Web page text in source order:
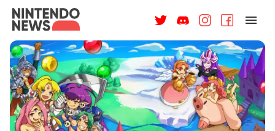
NAGRODY
NEWSY
RECENZJE